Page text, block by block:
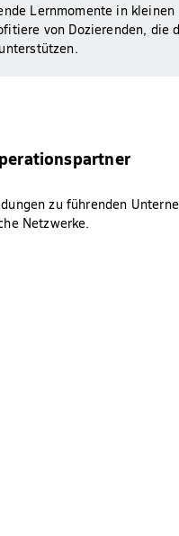
Lernmomente in kleinen
von Dozierenden, die
zu führenden
Netzwerke.